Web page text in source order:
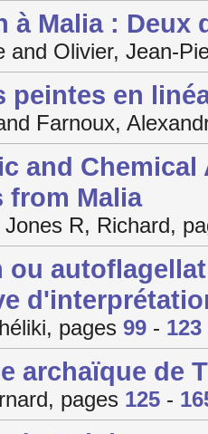
à Malia :
and Olivier, Jean-
peintes en
Farnoux,
and
from Malia
Jones R, Richard,
ou
pages 99 - 123
archaïque de
pages 125 -